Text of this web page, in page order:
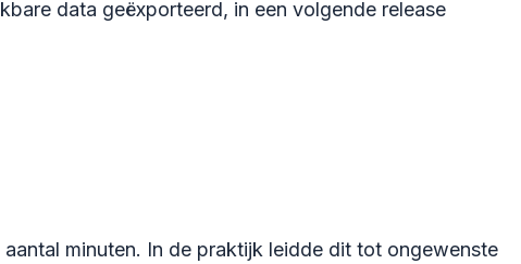
data geëxporteerd, in een volgende release
minuten. In de praktijk leidde dit tot ongewenste